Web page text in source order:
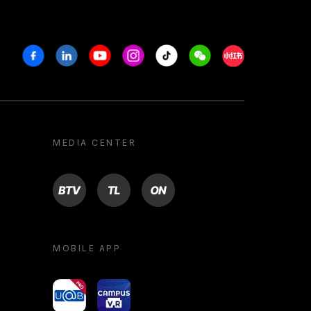
FacebookLinkedinYoutubeInstagram
Tiktok WeechatXiaohongshu/
MEDIA CENTER
BTV TL ON
MOBILE APP
yoU@B Campus VR